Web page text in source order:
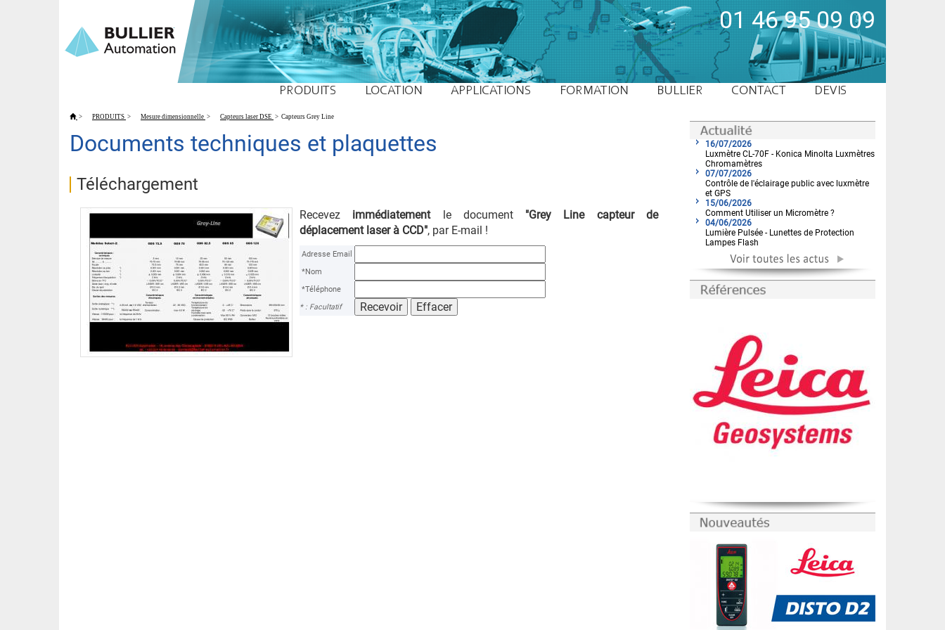
01 46 95 09 09
PRODUITS LOCATION APPLICATIONS FORMATION BULLIER CONTACT DEVIS
> PRODUITS > Mesure dimensionnelle > Capteurs laser DSE > Capteurs Grey Line
Documents techniques et plaquettes
Téléchargement
Recevez immédiatementle document "Grey Line capteur de
déplacement laser à CCD", par E-mail !
Adresse Email
*Nom
*Téléphone
* : Facultatif
16/07/2026
Luxmètre CL-70F - Konica Minolta Luxmètres
Chromamètres
07/07/2026
Contrôle de l'éclairage public avec luxmètre
et GPS
15/06/2026
Comment Utiliser un Micromètre ?
04/06/2026
Lumière Pulsée - Lunettes de Protection
Lampes Flash